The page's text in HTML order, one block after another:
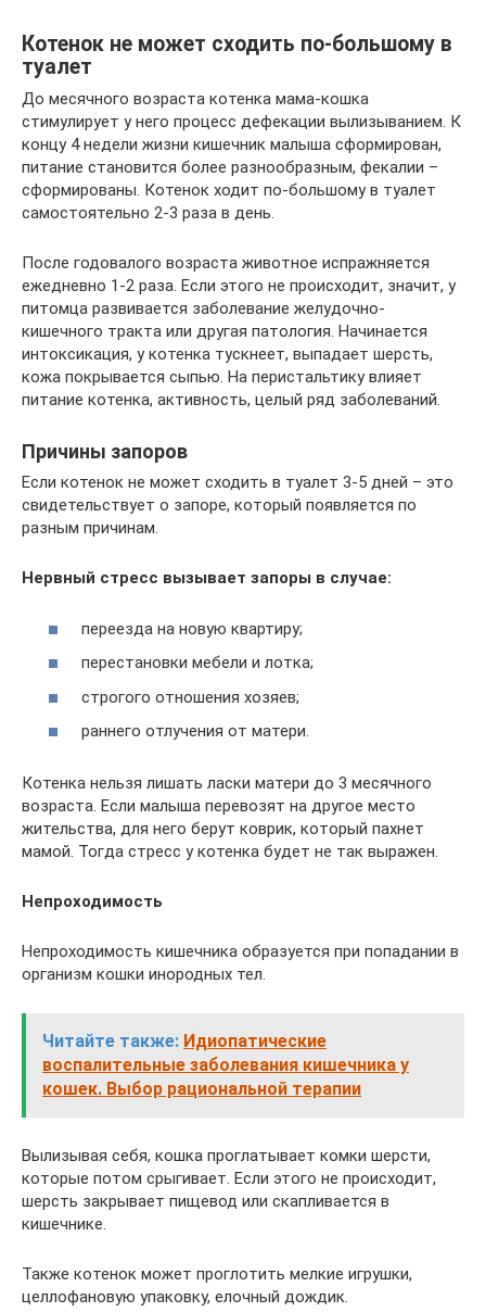
Котенок не может сходить по-большому в
туалет
До месячного возраста котенка мама-кошка
стимулирует у него процесс дефекации вылизыванием. К
концу 4 недели жизни кишечник малыша сформирован,
питание становится более разнообразным, фекалии –
сформированы. Котенок ходит по-большому в туалет
самостоятельно 2-3 раза в день.
После годовалого возраста животное испражняется
ежедневно 1-2 раза. Если этого не происходит, значит, у
питомца развивается заболевание желудочно-
кишечного тракта или другая патология. Начинается
интоксикация, у котенка тускнеет, выпадает шерсть,
кожа покрывается сыпью. На перистальтику влияет
питание котенка, активность, целый ряд заболеваний.
Причины запоров
Если котенок не может сходить в туалет 3-5 дней – это
свидетельствует о запоре, который появляется по
разным причинам.
Нервный стресс вызывает запоры в случае:
переезда на новую квартиру;
перестановки мебели и лотка;
строгого отношения хозяев;
раннего отлучения от матери.
Котенка нельзя лишать ласки матери до 3 месячного
возраста. Если малыша перевозят на другое место
жительства, для него берут коврик, который пахнет
мамой. Тогда стресс у котенка будет не так выражен.
Непроходимость
Непроходимость кишечника образуется при попадании в
организм кошки инородных тел.
Читайте также: Идиопатические
воспалительные заболевания кишечника у
кошек. Выбор рациональной терапии
Вылизывая себя, кошка проглатывает комки шерсти,
которые потом срыгивает. Если этого не происходит,
шерсть закрывает пищевод или скапливается в
кишечнике.
Также котенок может проглотить мелкие игрушки,
целлофановую упаковку, елочный дождик.